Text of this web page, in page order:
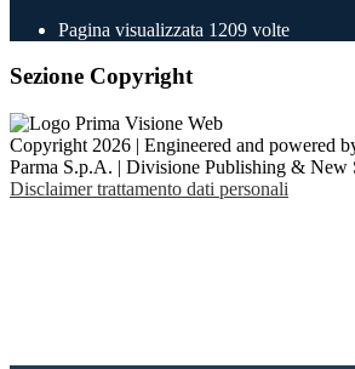
Pagina visualizzata 1209 volte
Sezione Copyright
Copyright 2026 | Engineered and powered
Parma S.p.A. | Divisione Publishing & New
Disclaimer trattamento dati personali